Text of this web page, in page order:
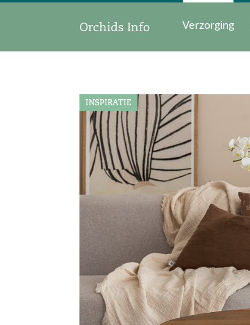
Orchids Info Verzorging
INSPIRATIE